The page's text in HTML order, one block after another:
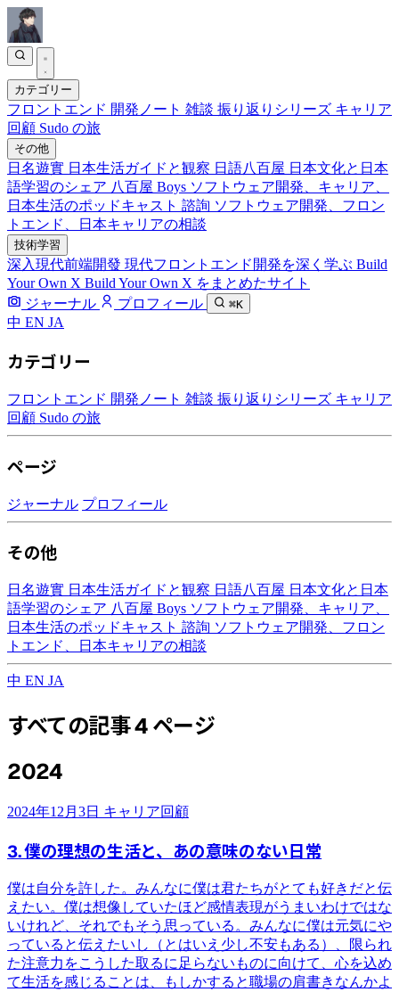
カテゴリー
フロントエンド 開発ノート 雑談 振り返りシリーズ キャリア
回顧 Sudo の旅
その他
日名遊實 日本生活ガイドと観察 日語八百屋 日本文化と日本
語学習のシェア 八百屋 Boys ソフトウェア開発、キャリア、
日本生活のポッドキャスト 諮詢 ソフトウェア開発、フロン
トエンド、日本キャリアの相談
技術学習
深入現代前端開發 現代フロントエンド開発を深く学ぶ Build
Your Own X Build Your Own X をまとめたサイト
ジャーナル
プロフィール ⌘K
中 EN JA
カテゴリー
フロントエンド 開発ノート 雑談 振り返りシリーズ キャリア
回顧 Sudo の旅
ページ
ジャーナル プロフィール
その他
日名遊實 日本生活ガイドと観察 日語八百屋 日本文化と日本
語学習のシェア 八百屋 Boys ソフトウェア開発、キャリア、
日本生活のポッドキャスト 諮詢 ソフトウェア開発、フロン
トエンド、日本キャリアの相談
中 EN JA
すべての記事4 ページ
2024
2024年12月3日 キャリア回顧
3. 僕の理想の生活と、あの意味のない日常
僕は自分を許した。みんなに僕は君たちがとても好きだと伝
えたい。僕は想像していたほど感情表現がうまいわけではな
いけれど、それでもそう思っている。みんなに僕は元気にや
っていると伝えたいし（とはいえ少し不安もある）、限られ
た注意力をこうした取るに足らないものに向けて、心を込め
て生活を感じることは、もしかすると職場の肩書きなんかよ